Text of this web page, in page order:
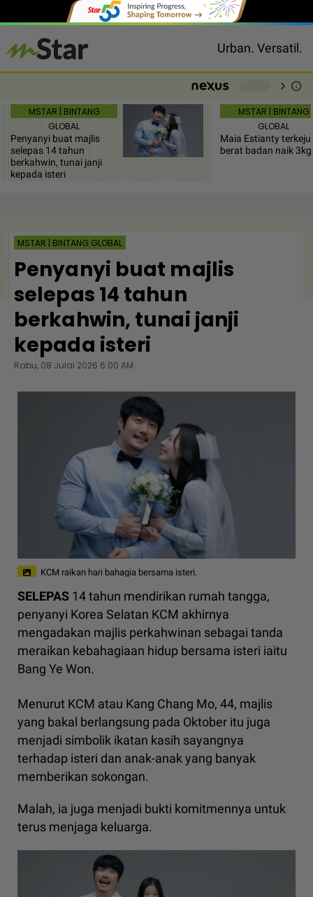
Urban. Versatil.
chevron_right info
MSTAR | BINTANG
GLOBAL
Penyanyi buat majlis
selepas 14 tahun
berkahwin, tunai janji
kepada isteri
MSTAR | BINTANG
GLOBAL
Maia Estianty
berat badan naik 3kg
MSTAR | BINTANG GLOBAL
Penyanyi buat majlis
selepas 14 tahun
berkahwin, tunai janji
kepada isteri
Rabu, 08 Julai 2026 6:00 AM
KCM raikan hari bahagia bersama isteri.
SELEPAS 14 tahun mendirikan rumah tangga,
penyanyi Korea Selatan KCM akhirnya
mengadakan majlis perkahwinan sebagai tanda
meraikan kebahagiaan hidup bersama isteri iaitu
Bang Ye Won.
Menurut KCM atau Kang Chang Mo, 44, majlis
yang bakal berlangsung pada Oktober itu juga
menjadi simbolik ikatan kasih sayangnya
terhadap isteri dan anak-anak yang banyak
memberikan sokongan.
Malah, ia juga menjadi bukti komitmennya untuk
terus menjaga keluarga.